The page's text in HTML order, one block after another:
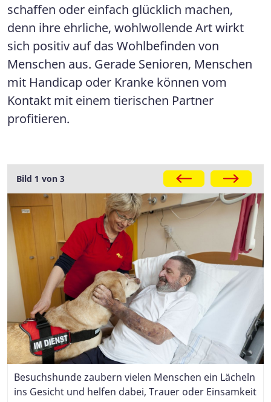
schaffen oder einfach glücklich machen,
denn ihre ehrliche, wohlwollende Art wirkt
sich positiv auf das Wohlbefinden von
Menschen aus. Gerade Senioren, Menschen
mit Handicap oder Kranke können vom
Kontakt mit einem tierischen Partner
profitieren.
Besuchshunde zaubern vielen Menschen ein Lächeln
ins Gesicht und helfen dabei, Trauer oder Einsamkeit
Foto: ASB Forchheim
Foto: ASB/R.Fuhrmann
Bild 1 von 3